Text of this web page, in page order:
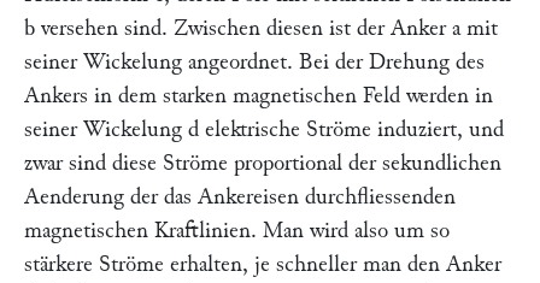
b versehen sind. Zwischen diesen ist der Anker amit
seiner Wickelung angeordnet. Bei der Drehung des
Ankers in dem starken magnetischen Feld werden in
seiner Wickelung d elektrische Ströme induziert, und
zwar sind diese Ströme proportional der sekundlichen
Aenderung der das Ankereisen durchfliessenden
magnetischen Kraftlinien. Man wird also um so
stärkere Ströme erhalten, je schneller man den Anker